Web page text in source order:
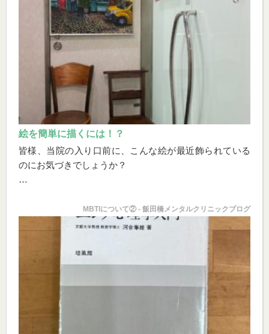
絵を簡単に描くには！？
皆様、当院の入り口前に、こんな絵が最近飾られている
のにお気づきでしょうか？
出品してみました。MBTIについて② - 飯田橋メンタルクリニックブログ